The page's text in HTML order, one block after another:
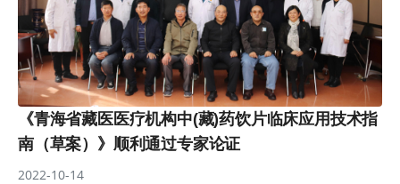
《青海省藏医医疗机构中(藏)药饮片临床应用技术指
南（草案）》顺利通过专家论证
2022-10-14